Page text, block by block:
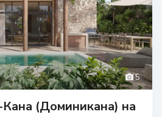
5
(Доминикана) на